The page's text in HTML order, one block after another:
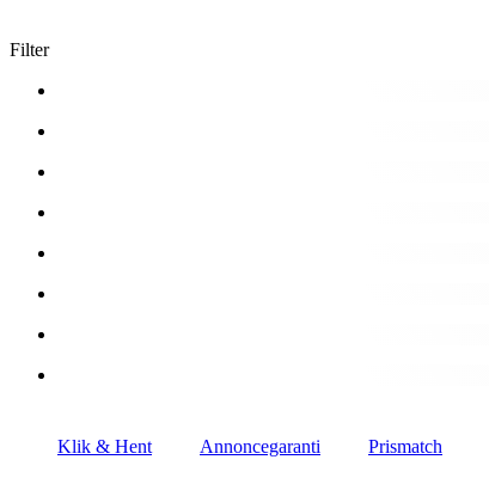
Filter
Klik & Hent Annoncegaranti Prismatch